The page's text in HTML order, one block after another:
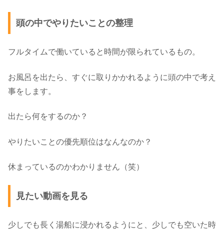
頭の中でやりたいことの整理
フルタイムで働いていると時間が限られているもの。
お風呂を出たら、すぐに取りかかれるように頭の中で考え
事をします。
出たら何をするのか？
やりたいことの優先順位はなんなのか？
休まっているのかわかりません（笑）
見たい動画を見る
少しでも長く湯船に浸かれるようにと、少しでも空いた時